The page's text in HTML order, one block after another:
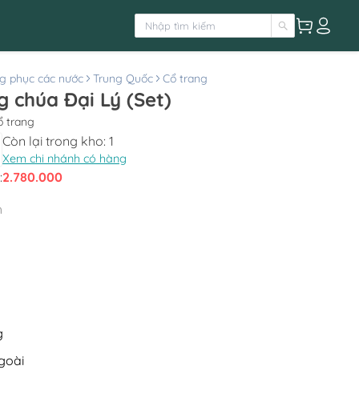
phục các nước Trung Quốc Cổ trang
chúa Đại Lý (Set)
trang
Còn lại trong kho: 1
Xem chi nhánh có hàng
2.780.000